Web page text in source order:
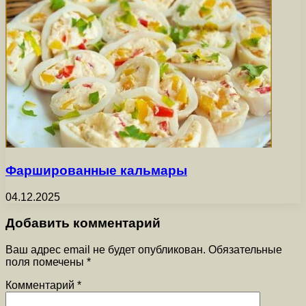
Фаршированные кальмары
04.12.2025
Добавить комментарий
Ваш адрес email не будет опубликован. Обязательные
поля помечены *
Комментарий *